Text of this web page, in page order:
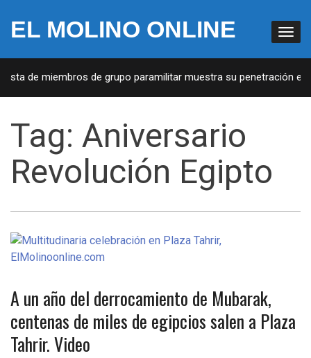
EL MOLINO ONLINE
de miembros de grupo paramilitar muestra su penetración en
Tag: Aniversario
Revolución Egipto
A un año del derrocamiento de Mubarak,
centenas de miles de egipcios salen a Plaza
Tahrir. Video